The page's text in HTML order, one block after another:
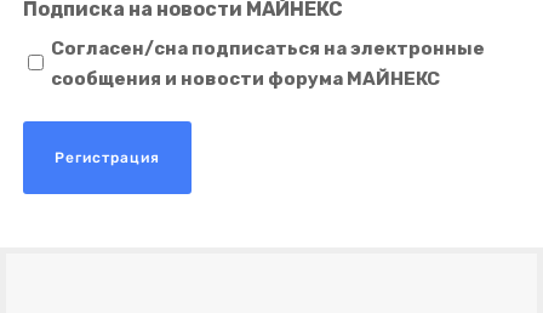
Подписка на новости МАЙНЕКС
Согласен/сна подписаться на электронные
сообщения и новости форума МАЙНЕКС